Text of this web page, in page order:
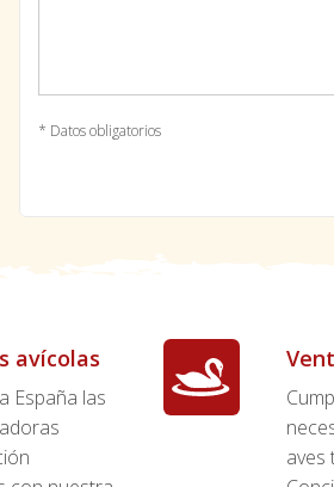
* Datos obligatorios
avícolas
España las
aves